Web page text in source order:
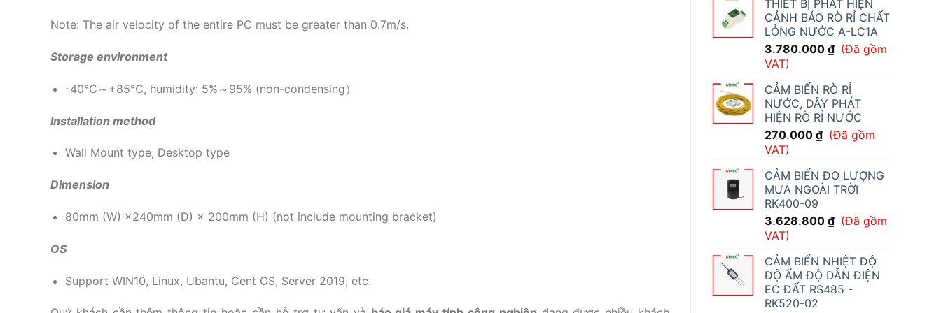
THIẾT BỊ PHÁT HIỆN
CẢNH BÁO RÒ RỈ CHẤT
LỎNG NƯỚC A-LC1A
3.780.000 ₫ (Đã gồm
VAT)
CẢM BIẾN RÒ RỈ
NƯỚC, DÂY PHÁT
HIỆN RÒ RỈ NƯỚC
270.000 ₫ (Đã gồm
VAT)
CẢM BIẾN ĐO LƯỢNG
MƯA NGOÀI TRỜI
RK400-09
3.628.800 ₫ (Đã gồm
VAT)
CẢM BIẾN NHIỆT ĐỘ
ĐỘ ẨM ĐỘ DẪN ĐIỆN
EC ĐẤT RS485 -
RK520-02
Note: The air velocity of the entire PC must be greater than 0.7m/s.
Storage environment
-40℃～+85℃, humidity: 5%～95% (non-condensing）
Installation method
Wall Mount type, Desktop type
Dimension
80mm (W) ×240mm (D) × 200mm (H) (not include mounting bracket)
OS
Support WIN10, Linux, Ubantu, Cent OS, Server 2019, etc.